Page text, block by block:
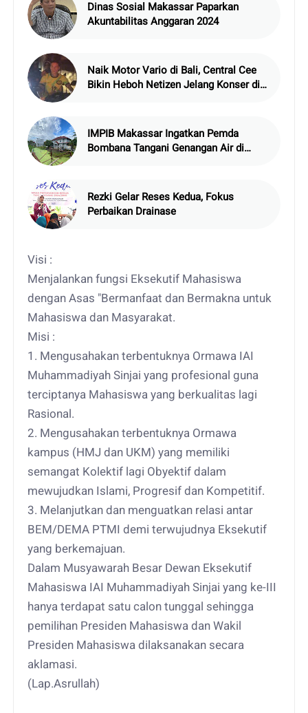
Dinas Sosial Makassar Paparkan
Akuntabilitas Anggaran 2024
Naik Motor Vario di Bali, Central Cee
Bikin Heboh Netizen Jelang Konser di
IMPIB Makassar Ingatkan Pemda
Bombana Tangani Genangan Air di
Rezki Gelar Reses Kedua, Fokus
Perbaikan Drainase
Visi :
Menjalankan fungsi Eksekutif Mahasiswa
dengan Asas "Bermanfaat dan Bermakna untuk
Mahasiswa dan Masyarakat.
Misi :
1. Mengusahakan terbentuknya Ormawa IAI
Muhammadiyah Sinjai yang profesional guna
terciptanya Mahasiswa yang berkualitas lagi
Rasional.
2. Mengusahakan terbentuknya Ormawa
kampus (HMJ dan UKM) yang memiliki
semangat Kolektif lagi Obyektif dalam
mewujudkan Islami, Progresif dan Kompetitif.
3. Melanjutkan dan menguatkan relasi antar
BEM/DEMA PTMI demi terwujudnya Eksekutif
yang berkemajuan.
Dalam Musyawarah Besar Dewan Eksekutif
Mahasiswa IAI Muhammadiyah Sinjai yang ke-III
hanya terdapat satu calon tunggal sehingga
pemilihan Presiden Mahasiswa dan Wakil
Presiden Mahasiswa dilaksanakan secara
aklamasi.
(Lap.Asrullah)